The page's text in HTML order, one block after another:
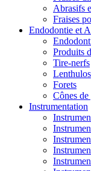
Abrasifs
Fraises
Endodontie et
Produits
Tire-nerfs
Lenthulos
Forets
Cônes
Instrumentation